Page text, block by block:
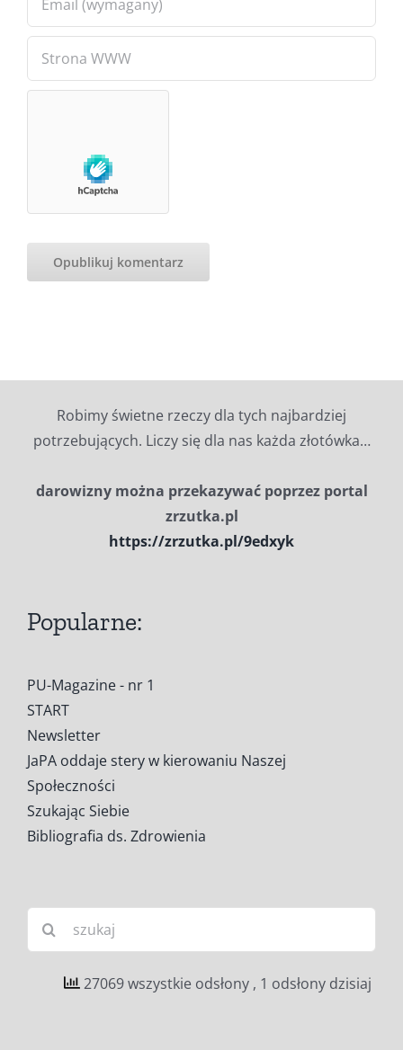
Robimy świetne rzeczy dla tych najbardziej
potrzebujących. Liczy się dla nas każda złotówka…
darowizny można przekazywać poprzez portal
zrzutka.pl
https://zrzutka.pl/9edxyk
Popularne:
PU-Magazine - nr 1
START
Newsletter
JaPA oddaje stery w kierowaniu Naszej
Społeczności
Szukając Siebie
Bibliografia ds. Zdrowienia
Szukaj
27069 wszystkie odsłony , 1 odsłony dzisiaj